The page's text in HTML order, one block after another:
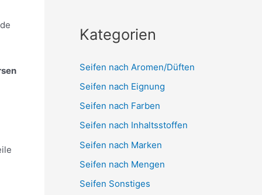
Kategorien
Seifen nach Aromen/Düften
Seifen nach Eignung
Seifen nach Farben
Seifen nach Inhaltsstoffen
Seifen nach Marken
Seifen nach Mengen
Seifen Sonstiges